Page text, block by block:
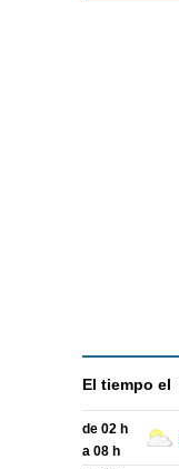
El tiempo el
de 02 h
a 08 h